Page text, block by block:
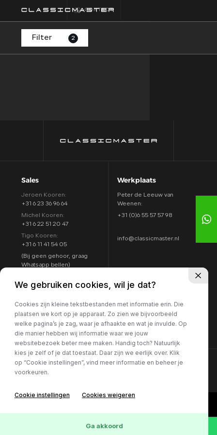
CONTACT
HOME
VOORWAARDEN
Filter 2
Sales
Jeroen Kooren:
+31 6 23 36 96 64
Michel Kooren:
+31 6 22 51 20 47
Tigo Kooren:
+31 6 11 41 54 05
(Bij geen gehoor, graag
Whatsapp bellen)
Werkplaats
Peter de Leeuw van
Weenen:
+31 (0)6 55 57 57 98
info@classicmaster.nl
Argon 25
Routebeschrijving
8:00 - 17:00
7 dagen per week
geopend
We gebruiken cookies, wil je dat?
Cookies zijn kleine tekstbestanden met informatie erin. Die
plaatsen we kort op je apparaat. Zo zien we bijvoorbeeld
welke pagina’s je zag, waar je afhaakte en wat je invulde. Op
die manier hebben wij informatie waar we jouw
websitebezoek beter mee maken. Handig toch? Natuurlijk
kies je zelf of je dat toestaat. Daar zijn we eerlijk over. Klik
op “Cookie instellingen”, vind meer informatie en beheer je
voorkeuren.
Cookie instellingen Cookies weigeren
Ga akkoord